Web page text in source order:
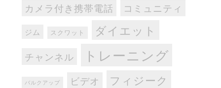
カメラ付き携帯電話 コミュニティ
ジム スクワット ダイエット
チャンネル トレーニング
バルクアップ ビデオ フィジーク